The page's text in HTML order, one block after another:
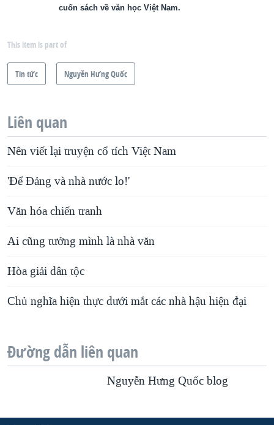
cuốn sách về văn học Việt Nam.
This item is part of
Tin tức Nguyễn Hưng Quốc
Liên quan
Nên viết lại truyện cổ tích Việt Nam
'Để Đảng và nhà nước lo!'
Văn hóa chiến tranh
Ai cũng tưởng mình là nhà văn
Hòa giải dân tộc
Chủ nghĩa hiện thực dưới mắt các nhà hậu hiện đại
Đường dẫn liên quan
Nguyễn Hưng Quốc blog